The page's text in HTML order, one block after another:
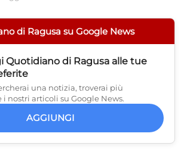
di Ragusa su Google News
Quotidiano di Ragusa alle tue
una notizia, troverai più
nostri articoli su Google News.
AGGIUNGI